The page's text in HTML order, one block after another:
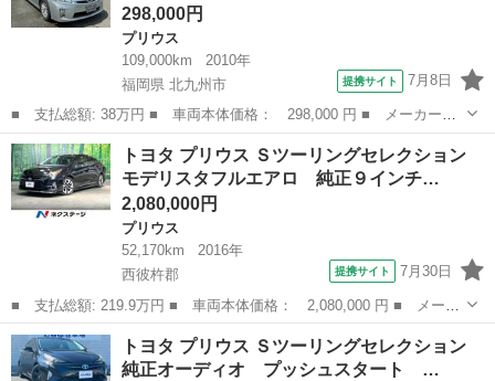
298,000円
プリウス
109,000km
2010年
福岡県 北九州市
提携サイト 7月8日
■ 支払総額: 38万円 ■ 車両本体価格： 298,000 円 ■ メーカー
名： トヨタ ■ 車種名： プリウス ■ グレード名： Ｓ ナビ、
バックカメラ、社外アルミ、ドラレコ、ＥＴＣ ■ 排気量： 1800cc
■ ド...
福岡 北九州市 プリウス
トヨタ プリウス Ｓツーリングセレクション
モデリスタフルエアロ 純正９インチ…
2,080,000円
プリウス
52,170km
2016年
西彼杵郡
提携サイト 7月30日
■ 支払総額: 219.9万円 ■ 車両本体価格： 2,080,000 円 ■ メーカ
ー名： トヨタ ■ 車種名： プリウス ■ グレード名： Ｓツーリ
ングセレクション モデリスタフルエアロ 純正９インチナビ 禁煙
車 バッ...
長崎 西彼杵郡 プリウス
トヨタ プリウス Ｓツーリングセレクション
純正オーディオ プッシュスタート …